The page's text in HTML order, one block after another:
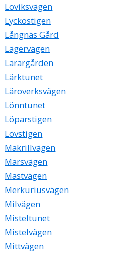
Loviksvägen
Lyckostigen
Långnäs Gård
Lägervägen
Lärargården
Lärktunet
Läroverksvägen
Lönntunet
Löparstigen
Lövstigen
Makrillvägen
Marsvägen
Mastvägen
Merkuriusvägen
Milvägen
Misteltunet
Mistelvägen
Mittvägen